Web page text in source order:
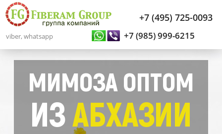
+7 (495) 725-0093
+7 (985) 999-6215
viber, whatsapp
МИМОЗА ОПТОМ
ИЗАБХАЗИИ